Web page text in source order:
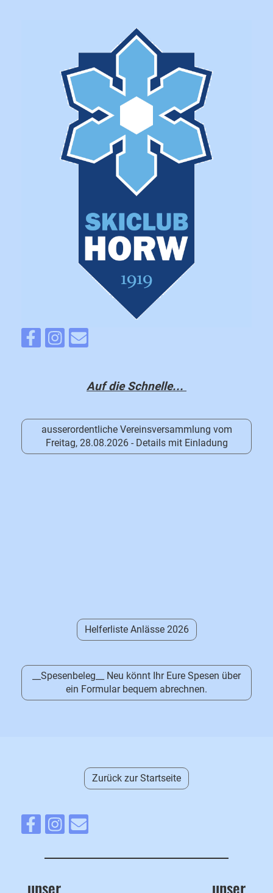
Auf die Schnelle...
ausserordentliche Vereinsversammlung vom
Freitag, 28.08.2026 - Details mit Einladung
Helferliste Anlässe 2026
__Spesenbeleg__ Neu könnt Ihr Eure Spesen über
ein Formular bequem abrechnen.
Zurück zur Startseite
unser unser